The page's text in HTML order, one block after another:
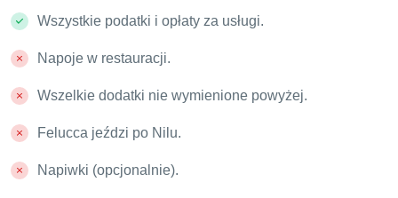
Wszystkie podatki i opłaty za usługi.
Napoje w restauracji.
Wszelkie dodatki nie wymienione powyżej.
Felucca jeździ po Nilu.
Napiwki (opcjonalnie).